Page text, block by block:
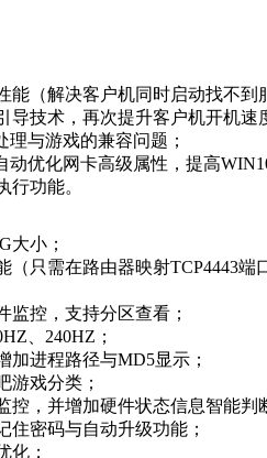
（解决客户机同时启动找不到
技术，再次提升客户机开机速
与游戏的兼容问题；
优化网卡高级属性，提高
功能。
小；
只需在路由器映射TCP4443端
监控，支持分区查看；
、240HZ；
进程路径与MD5显示；
戏分类；
，并增加硬件状态信息智能判
密码与自动升级功能；
；